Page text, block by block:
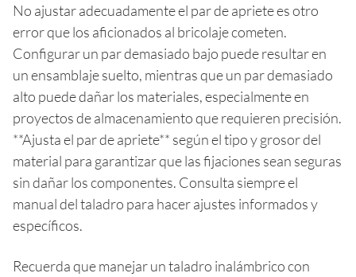
No ajustar adecuadamente el par de apriete es otro
error que los aficionados al bricolaje cometen.
Configurar un par demasiado bajo puede resultar en
un ensamblaje suelto, mientras que un par demasiado
alto puede dañar los materiales, especialmente en
proyectos de almacenamiento que requieren precisión.
**Ajusta el par de apriete** según el tipo y grosor del
material para garantizar que las fijaciones sean seguras
sin dañar los componentes. Consulta siempre el
manual del taladro para hacer ajustes informados y
específicos.
Recuerda que manejar un taladro inalámbrico con